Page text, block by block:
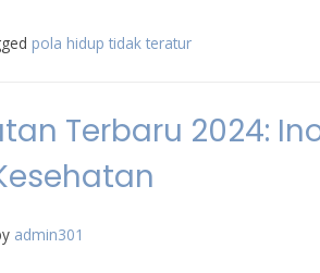
pola hidup tidak teratur
Terbaru 2024:
admin301